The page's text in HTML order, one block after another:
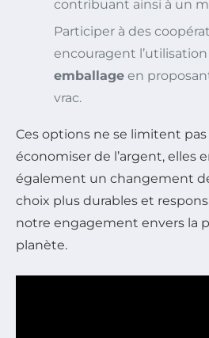
contribuant ainsi à un
Participer à des
encouragent
emballage en
vrac.
Ces options ne se limitent
économiser de l’argent, elles
également un changement
choix plus durables et
notre engagement envers la
planète.